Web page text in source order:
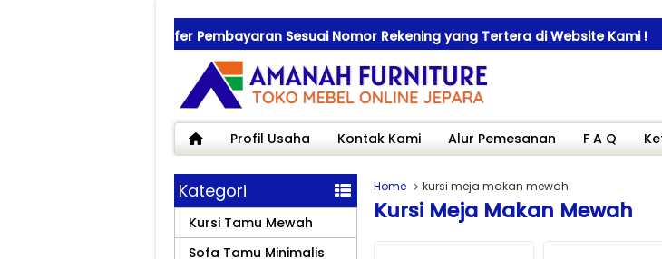
Saat Transfer Pembayaran Sesuai Nomor Rekening yang Tertera di Website Kami !
Profil Usaha Kontak Kami Alur Pemesanan F A Q
Home kursi meja makan mewah
Kursi Meja Makan Mewah
Kategori
Kursi Tamu Mewah
Sofa Tamu Minimalis